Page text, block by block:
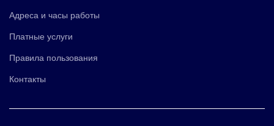
Адреса и часы работы
Платные услуги
Правила пользования
Контакты